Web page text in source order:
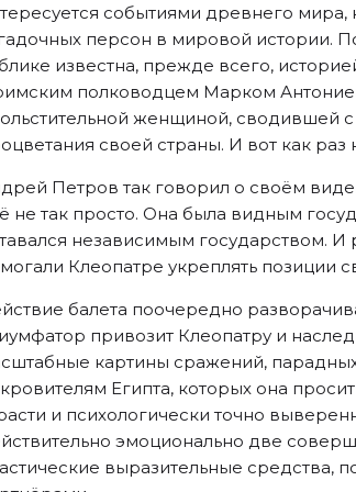
событиями древнего
персон в мировой истории.
известна, прежде всего,
полководцем Марком
женщиной, сводившей
своей страны. И вот как
Петров так говорил о своём
не так просто. Она была видным
независимым
Клеопатре укреплять позиции
балета поочередно
привозит Клеопатру и
картины сражений,
Египта, которых она
и психологически точно
эмоционально две
выразительные